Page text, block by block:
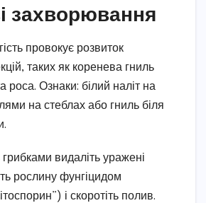
захворювання
провокує розвиток
таких як коренева гниль
роса. Ознаки: білий наліт на
на стеблах або гниль біля
видаліть уражені
рослину фунгіцидом
і скоротіть полив.